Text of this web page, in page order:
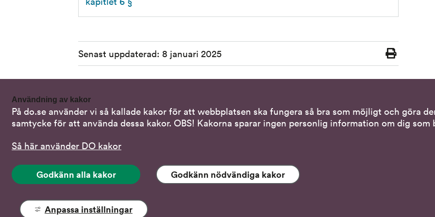
Användning av kakor
På do.se använder vi så kallade kakor för att webbplatsen ska fungera så bra som möjligt och göra
samtycke för att använda dessa kakor. OBS! Kakorna sparar ingen personlig information om dig
Så här använder DO kakor
Godkänn alla kakor Godkänn nödvändiga kakor
Anpassa inställningar
Sidinformation
Senast uppdaterad: 8 januari 2025
Skriv
ut
Kontakta oss
08-120 20 700
do@do.se
Fler kontaktuppgifter
Pressrum
Alternativa kontaktsätt
Stöd via tolk i samtal
Genvägar